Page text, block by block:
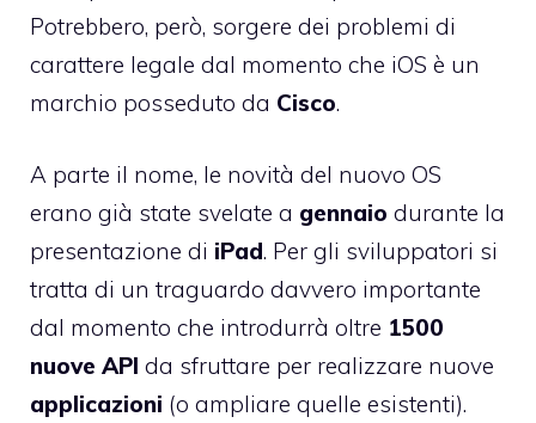
Potrebbero, però, sorgere dei problemi di
carattere legale dal momento che iOS è un
marchio posseduto da Cisco.
A parte il nome, le novità del nuovo OS
erano già state svelate a gennaio durante la
presentazione di iPad. Per gli sviluppatori si
tratta di un traguardo davvero importante
dal momento che introdurrà oltre 1500
nuove API da sfruttare per realizzare nuove
applicazioni (o ampliare quelle esistenti).